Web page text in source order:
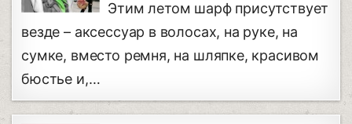
Этим летом шарф присутствует
везде – аксессуар в волосах, на руке, на
сумке, вместо ремня, на шляпке, красивом
бюстье и,…